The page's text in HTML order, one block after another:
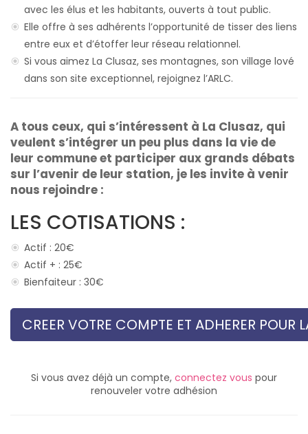
avec les élus et les habitants, ouverts à tout public.
Elle offre à ses adhérents l’opportunité de tisser des liens
entre eux et d’étoffer leur réseau relationnel.
Si vous aimez La Clusaz, ses montagnes, son village lové
dans son site exceptionnel, rejoignez l’ARLC.
A tous ceux, qui s’intéressent à La Clusaz, qui
veulent s’intégrer un peu plus dans la vie de
leur commune et participer aux grands débats
sur l’avenir de leur station, je les invite à venir
nous rejoindre :
LES COTISATIONS :
Actif : 20€
Actif + : 25€
Bienfaiteur : 30€
CREER VOTRE COMPTE ET ADHERER POUR
Si vous avez déjà un compte, connectez vous pour
renouveler votre adhésion